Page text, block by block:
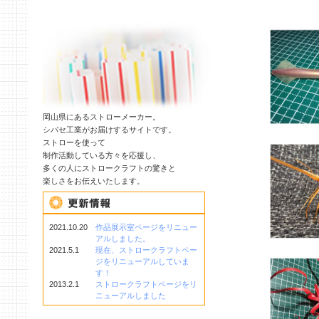
岡山県にあるストローメーカー。
シバセ工業がお届けするサイトです。
ストローを使って
制作活動している方々を応援し、
多くの人にストロークラフトの驚きと
楽しさをお伝えいたします。
2021.10.20
作品展示室ページをリニュー
アルしました。
2021.5.1
現在、ストロークラフトペー
ジをリニューアルしていま
す！
2013.2.1
ストロークラフトページをリ
ニューアルしました